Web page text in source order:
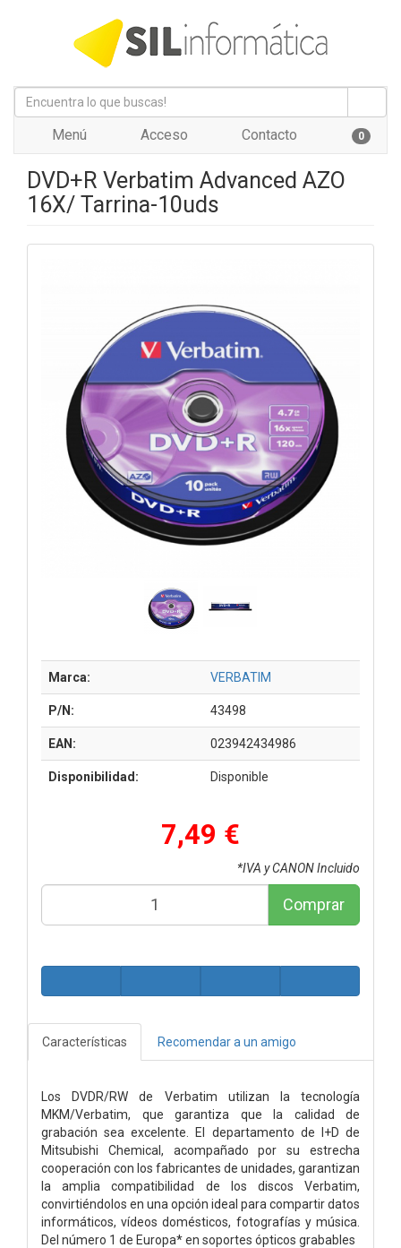
Menú Acceso Contacto 0
DVD+R Verbatim Advanced AZO
16X/ Tarrina-10uds
Marca: VERBATIM
P/N: 43498
EAN: 023942434986
Disponibilidad: Disponible
7,49 €
*IVA y CANON Incluido
Comprar
Características Recomendar a un amigo
Los DVDR/RW de Verbatim utilizan la tecnología
MKM/Verbatim, que garantiza que la calidad de
grabación sea excelente. El departamento de I+D de
Mitsubishi Chemical, acompañado por su estrecha
cooperación con los fabricantes de unidades, garantizan
la amplia compatibilidad de los discos Verbatim,
convirtiéndolos en una opción ideal para compartir datos
informáticos, vídeos domésticos, fotografías y música.
Del número 1 de Europa* en soportes ópticos grabables